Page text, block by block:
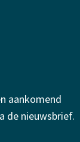
aankomend
de nieuwsbrief.